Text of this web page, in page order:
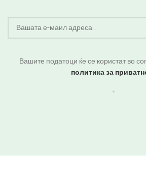
Вашите податоци ќе се користат во
политика за